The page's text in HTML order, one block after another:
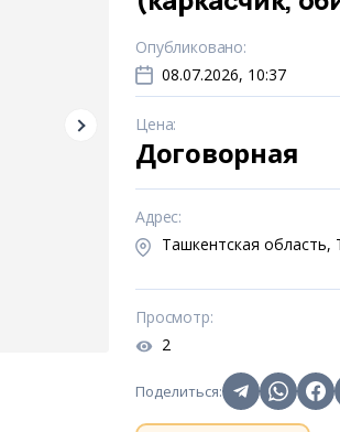
Опубликовано:
08.07.2026, 10:37
Цена:
Договорная
Адрес:
Ташкентская область,
Просмотр:
2
Поделиться: